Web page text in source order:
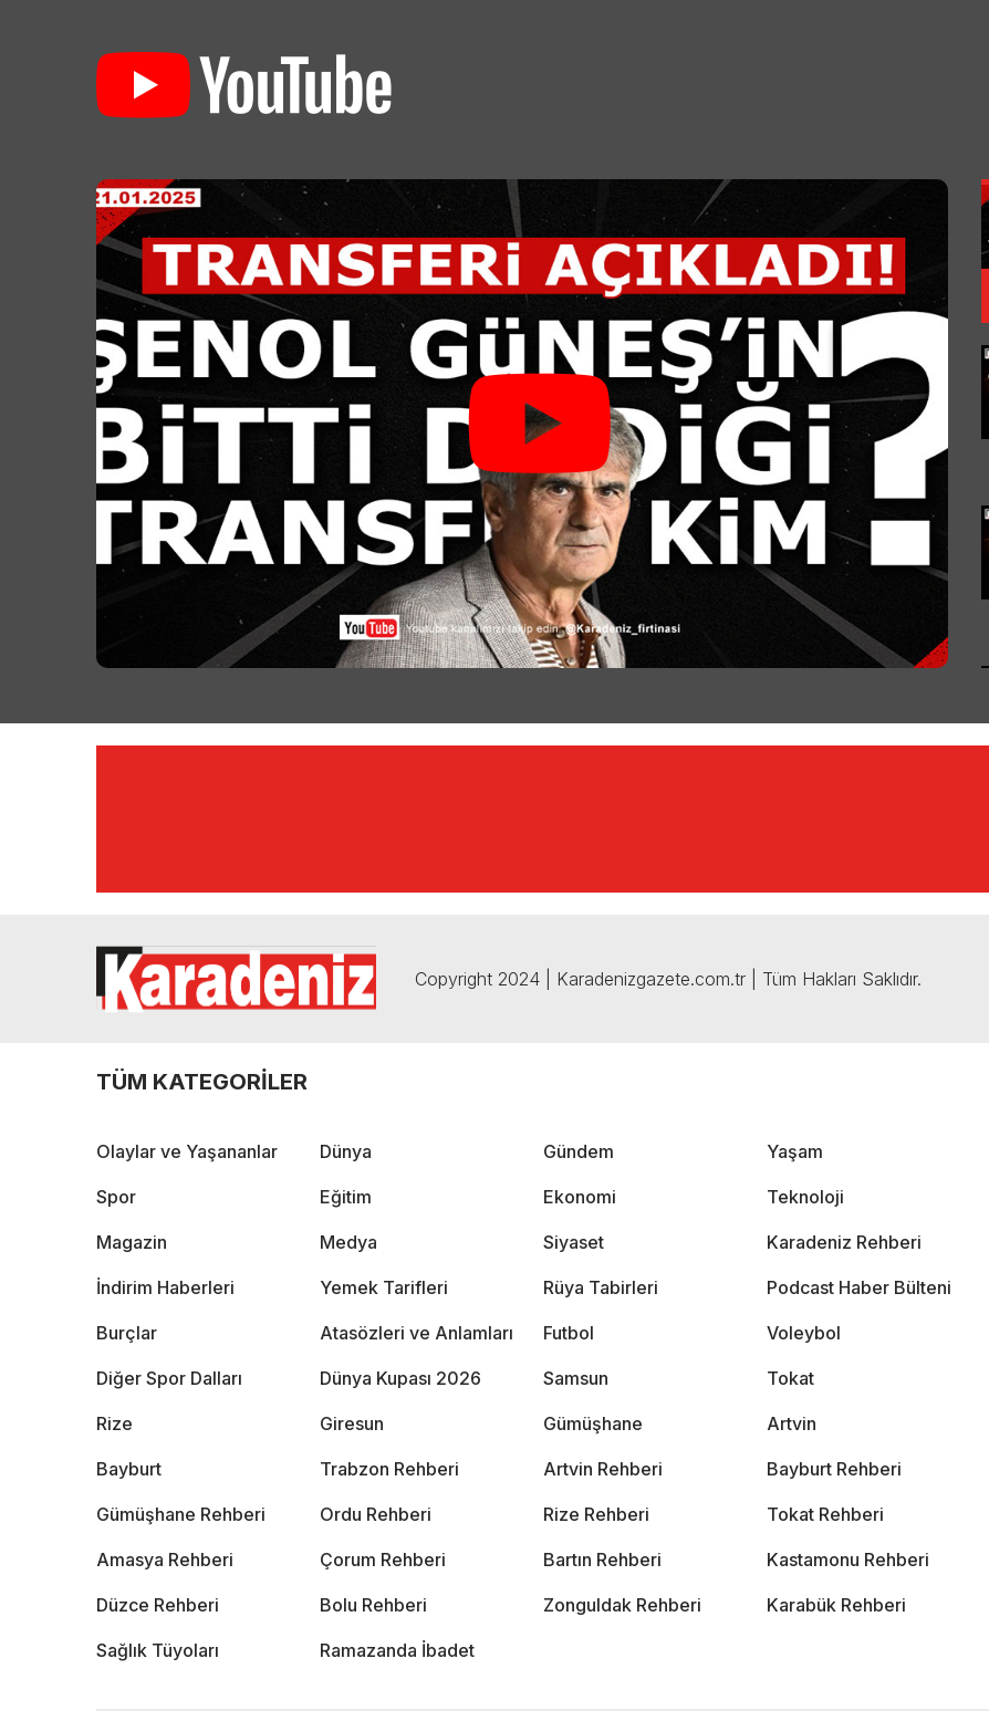
Copyright 2024 | Karadenizgazete.com.tr | Tüm Hakları Saklıdır.
TÜM KATEGORİLER
Olaylar ve Yaşananlar Dünya Gündem Yaşam
Spor Eğitim Ekonomi Teknoloji
Magazin Medya Siyaset Karadeniz Rehberi
İndirim Haberleri Yemek Tarifleri Rüya Tabirleri Podcast Haber Bülteni
Burçlar Atasözleri ve Anlamları Futbol Voleybol
Diğer Spor Dalları Dünya Kupası 2026 Samsun Tokat
Rize Giresun Gümüşhane Artvin
Bayburt Trabzon Rehberi Artvin Rehberi Bayburt Rehberi
Gümüşhane Rehberi Ordu Rehberi Rize Rehberi Tokat Rehberi
Amasya Rehberi Çorum Rehberi Bartın Rehberi Kastamonu Rehberi
Düzce Rehberi Bolu Rehberi Zonguldak Rehberi Karabük Rehberi
Sağlık Tüyoları Ramazanda İbadet